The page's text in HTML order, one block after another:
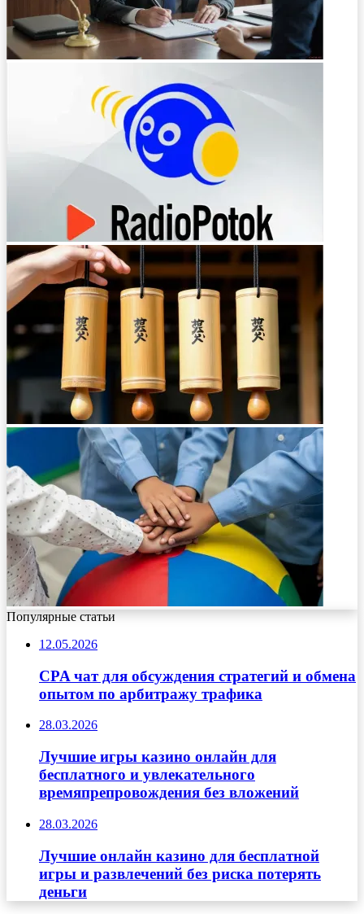
Популярные статьи
12.05.2026
CPA чат для обсуждения стратегий и обмена
опытом по арбитражу трафика
28.03.2026
Лучшие игры казино онлайн для
бесплатного и увлекательного
времяпрепровождения без вложений
28.03.2026
Лучшие онлайн казино для бесплатной
игры и развлечений без риска потерять
деньги